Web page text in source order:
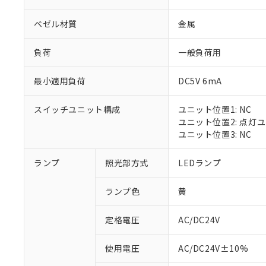
ベゼル材質 金属
負荷 一般負荷用
最小適用負荷 DC5V 6mA
スイッチユニット構成
ユニット位置1: NC
ユニット位置2: 点灯
ユニット位置3: NC
ランプ 照光部方式 LEDランプ
ランプ色 黄
定格電圧 AC/DC24V
使用電圧 AC/DC24V±10%
ご利用条件
※1 対応状況
調査・確認中：
非該当品：ライセ
仕入先様の事情に
があります。
※1 中国